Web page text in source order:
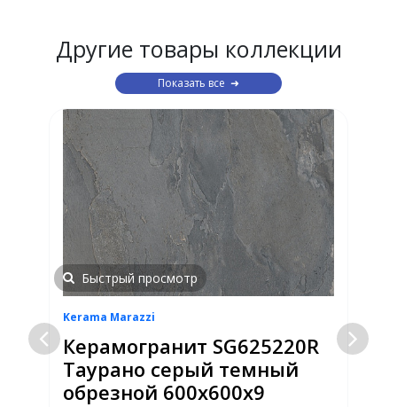
Другие товары коллекции
Показать все
Быстрый просмотр
Kerama Marazzi
Керамогранит SG625220R
Таурано серый темный
обрезной 600х600х9